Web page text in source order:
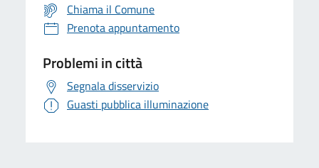
Chiama il Comune
Prenota appuntamento
Problemi in città
Segnala disservizio
Guasti pubblica illuminazione